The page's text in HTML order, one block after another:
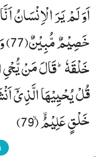
اَوَ لَمْ یَرَ الْاِنْسَانُ
قُلْ یُحْیِیْهَا الَّذِیْۤ
خَلْقٍ عَلِیْمُﰳۙ (79)